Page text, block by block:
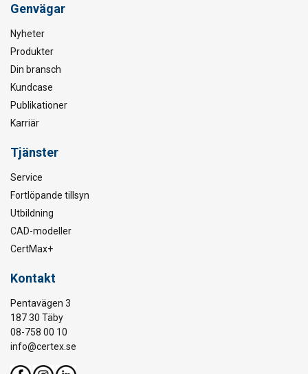
Genvägar
Nyheter
Produkter
Din bransch
Kundcase
Publikationer
Karriär
Tjänster
Service
Fortlöpande tillsyn
Utbildning
CAD-modeller
CertMax+
Kontakt
Pentavägen 3
187 30 Täby
08-758 00 10
info@certex.se